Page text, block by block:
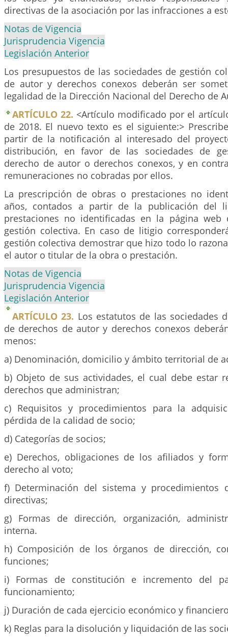
directivas de la asociación por las infracciones a
Notas de Vigencia
Jurisprudencia Vigencia
Legislación Anterior
Los presupuestos de las sociedades de gestión
de autor y derechos conexos deberán ser
legalidad de la Dirección Nacional del Derecho de
ARTÍCULO 22. <Artículo modificado por el
de 2018. El nuevo texto es el siguiente:>
partir de la notificación al interesado del
distribución, en favor de las sociedades de
derecho de autor o derechos conexos, y en
remuneraciones no cobradas por ellos.
La prescripción de obras o prestaciones no
años, contados a partir de la publicación del
prestaciones no identificadas en la página web
gestión colectiva. En caso de litigio
gestión colectiva demostrar que hizo todo lo
el autor o titular de la obra o prestación.
Notas de Vigencia
Jurisprudencia Vigencia
Legislación Anterior
ARTÍCULO 23. Los estatutos de las sociedades
de derechos de autor y derechos conexos
menos:
a) Denominación, domicilio y ámbito territorial de
b) Objeto de sus actividades, el cual debe estar
derechos que administran;
c) Requisitos y procedimientos para la
pérdida de la calidad de socio;
d) Categorías de socios;
e) Derechos, obligaciones de los afiliados y
derecho al voto;
f) Determinación del sistema y procedimientos
directivas;
g) Formas de dirección, organización,
interna.
h) Composición de los órganos de dirección,
funciones;
i) Formas de constitución e incremento del
funcionamiento;
j) Duración de cada ejercicio económico y
k) Reglas para la disolución y liquidación de las